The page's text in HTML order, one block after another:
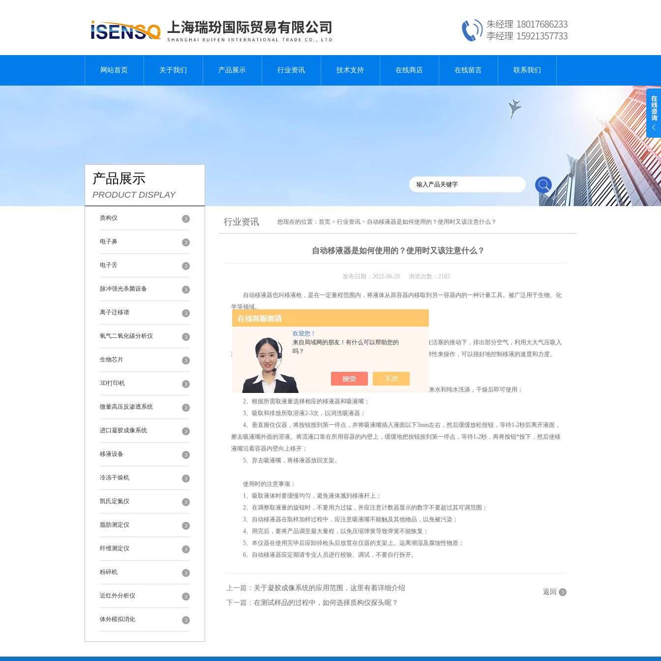
欢迎您！
来自局域网的朋友！有什么可以帮助您的
吗？
网站首页 关于我们 产品展示 行业资讯 技术支持 在线商店 在线留言 联系我们
产品展示
PRODUCT DISPLAY
质构仪
电子鼻
电子舌
脉冲强光杀菌设备
离子迁移谱
氧气二氧化碳分析仪
生物芯片
3D打印机
微量高压反渗透系统
进口凝胶成像系统
移液设备
冷冻干燥机
凯氏定氮仪
脂肪测定仪
纤维测定仪
粉碎机
近红外分析仪
体外模拟消化
行业资讯 您现在的位置： 首页 > 行业资讯 > 自动移液器是如何使用的？使用时又该注意什么？
自动移液器是如何使用的？使用时又该注意什么？
发布日期：2022-06-28 浏览次数：2185
自动移液器也叫移液枪，是在一定量程范围内，将液体从原容器内移取到另一容器内的一种计量工具。被广泛用于生物、化
学等领域。
自动移液器 的工作原理是活塞通过弹簧的伸缩运动来实现吸液和放液。
在活塞的推动下，排出部分空气，利用大大气压吸入
液体，再由活塞推动空气排出液体。因此，使用移液器时，配合弹簧的伸缩特性来操作，可以很好地控制移液的速度和力度。
自动移液器的使用方法：
1、吸液嘴用过氧乙酸或者是其他合适的洗涤液进行清洗，然后依次用自来水和纯水洗涤，干燥后即可使用；
2、根据所需取液量选择相应的移液器和吸液嘴；
3、吸取和排放所取溶液2-3次，以润洗吸液器；
4、垂直握住仪器，将按钮按到第一停点，并将吸液嘴插入液面以下3mm左右，然后缓缓放松按钮，等待1-2秒后离开液面，
擦去吸液嘴外面的溶液。将流液口靠在所用容器的内壁上，缓缓地把按钮按到第一停点，等待1-2秒，再将按钮*按下，然后使移
液嘴沿着容器内壁向上移开；
5、弃去吸液嘴，将移液器放回支架。
使用时的注意事项：
1、吸取液体时要缓慢均匀，避免液体溅到移液杆上；
2、在调整取液量的旋钮时，不要用力过猛，并应注意计数器显示的数字不要超过其可调范围；
3、自动移液器在取样加样过程中，应注意吸液嘴不能触及其他物品，以免被污染；
4、用完后，要将产品调至最大量程，以免压缩弹簧导致弹簧不能恢复；
5、本仪器在使用完毕后应卸掉枪头后放置在仪器的支架上。远离潮湿及腐蚀性物质；
6、自动移液器应定期请专业人员进行校验、调试，不要自行拆开。
上一篇： 关于凝胶成像系统的应用范围，这里有着详细介绍
下一篇： 在测试样品的过程中，如何选择质构仪探头呢？
返回